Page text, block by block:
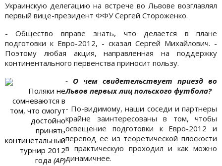
Украинскую делегацию на встрече во Львове возглавлял
первый вице-президент ФФУ Сергей Стороженко.
- Общество вправе знать, что делается в плане
подготовки к Евро-2012, - сказал Сергей Михайлович. -
Поэтому любая акция, направленная на поддержку
континентального первенства приносит пользу.
Поляки не
сомневаются в
том, что смогут
достойно
принять
континетальный
турнир 2012
года (AP)
- О чем свидетельствует приезд во
Львов первых лиц польского футбола?
- По-видимому, наши соседи и партнеры
крайне заинтересованы в том, чтобы
освещение подготовки к Евро-2012 и
перевод ее из теоретической плоскости
в практическую проходил и как можно
динамичнее.